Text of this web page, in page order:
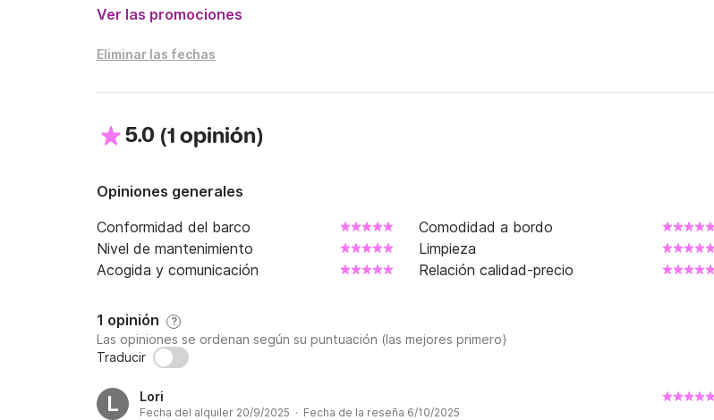
Ver las promociones
Eliminar las fechas
5.0 (1 opinión)
Opiniones generales
Conformidad del barco
Comodidad a bordo
Nivel de mantenimiento
Limpieza
Acogida y comunicación
Relación calidad-precio
1 opinión ?
Las opiniones se ordenan según su puntuación (las mejores primero)
Traducir
L Lori
Fecha del alquiler 20/9/2025 · Fecha de la reseña 6/10/2025